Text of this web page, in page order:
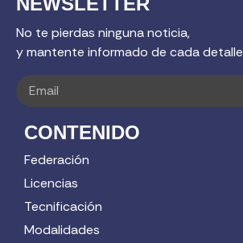
No te pierdas ninguna noticia,
y mantente informado de cada detalle
CONTENIDO
Federación
Licencias
Tecnificación
Modalidades